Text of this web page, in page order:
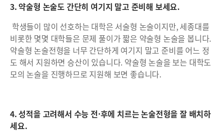
3. 약술형 논술도 간단히 여기지 말고 준비해 보세요.
학생들이 많이 선호하는 대학은 서술형 논술이지만, 세종대를
비롯한 몇몇 대학들은 문제 풀이가 짧은 약술형 논술을 봅니다.
약술형 논술전형을 너무 간단하게 여기지 말고 준비를 어느 정
도 해서 지원하면 승산이 있습니다. 약술형 논술을 보는 대학도
모의 논술을 진행하므로 지원해 보면 좋습니다.
4. 성적을 고려해서 수능 전·후에 치르는 논술전형을 잘 배치하
세요.